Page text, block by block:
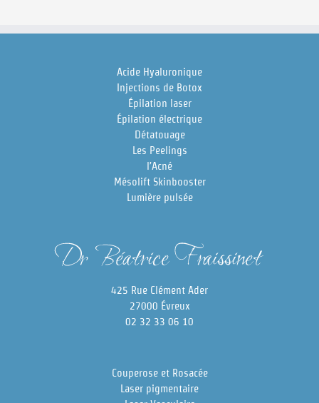
Acide Hyaluronique
Injections de Botox
Épilation laser
Épilation électrique
Détatouage
Les Peelings
l’Acné
Mésolift Skinbooster
Lumière pulsée
425 Rue Clément Ader
27000 Évreux
02 32 33 06 10
Couperose et Rosacée
Laser pigmentaire